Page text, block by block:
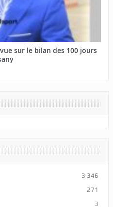
sur le bilan des 100 jours
3 346
271
3